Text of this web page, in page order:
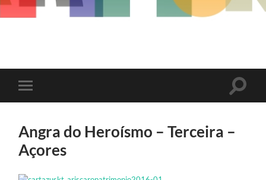
Toggle
mobile
Toggle
Angra do Heroísmo – Terceira –
Açores